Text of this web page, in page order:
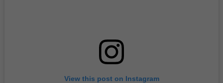
View this post on Instagram